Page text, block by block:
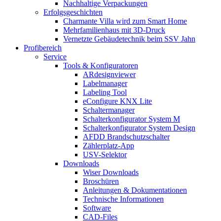
Nachhaltige Verpackungen
Erfolgsgeschichten
Charmante Villa wird zum Smart Home
Mehrfamilienhaus mit 3D-Druck
Vernetzte Gebäudetechnik beim SSV Jahn
Profibereich
Service
Tools & Konfiguratoren
ARdesignviewer
Labelmanager
Labeling Tool
eConfigure KNX Lite
Schaltermanager
Schalterkonfigurator System M
Schalterkonfigurator System Design
AFDD Brandschutzschalter
Zählerplatz-App
USV-Selektor
Downloads
Wiser Downloads
Broschüren
Anleitungen & Dokumentationen
Technische Informationen
Software
CAD-Files